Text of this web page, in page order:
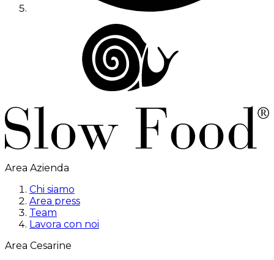
Area Azienda
Chi siamo
Area press
Team
Lavora con noi
Area Cesarine